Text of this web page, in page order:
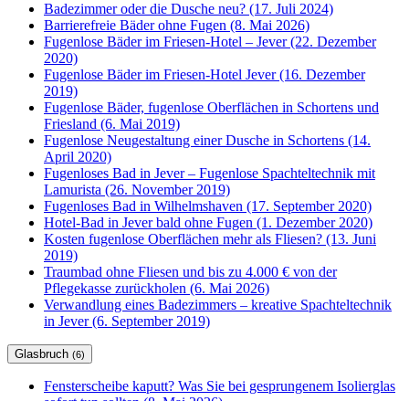
Badezimmer oder die Dusche neu? (17. Juli 2024)
Barrierefreie Bäder ohne Fugen (8. Mai 2026)
Fugenlose Bäder im Friesen-Hotel – Jever (22. Dezember
2020)
Fugenlose Bäder im Friesen-Hotel Jever (16. Dezember
2019)
Fugenlose Bäder, fugenlose Oberflächen in Schortens und
Friesland (6. Mai 2019)
Fugenlose Neugestaltung einer Dusche in Schortens (14.
April 2020)
Fugenloses Bad in Jever – Fugenlose Spachteltechnik mit
Lamurista (26. November 2019)
Fugenloses Bad in Wilhelmshaven (17. September 2020)
Hotel-Bad in Jever bald ohne Fugen (1. Dezember 2020)
Kosten fugenlose Oberflächen mehr als Fliesen? (13. Juni
2019)
Traumbad ohne Fliesen und bis zu 4.000 € von der
Pflegekasse zurückholen (6. Mai 2026)
Verwandlung eines Badezimmers – kreative Spachteltechnik
in Jever (6. September 2019)
Glasbruch (6)
Fensterscheibe kaputt? Was Sie bei gesprungenem Isolierglas